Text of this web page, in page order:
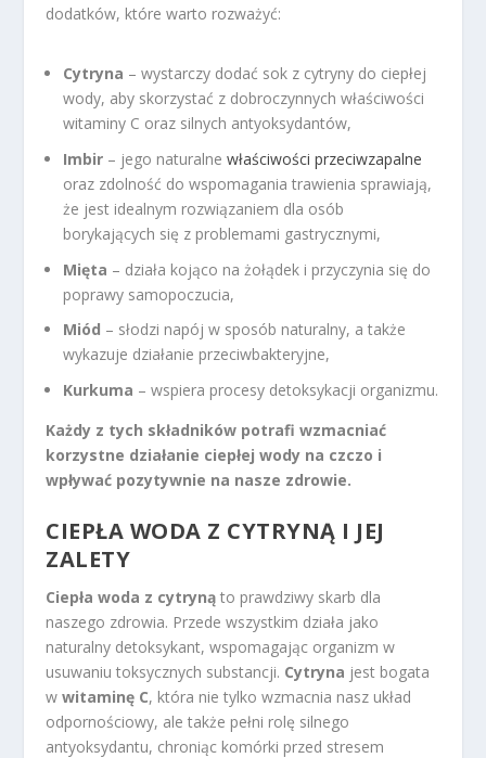
dodatków, które warto rozważyć:
Cytryna – wystarczy dodać sok z cytryny do ciepłej
wody, aby skorzystać z dobroczynnych właściwości
witaminy C oraz silnych antyoksydantów,
Imbir – jego naturalnewłaściwości przeciwzapalne
oraz zdolność do wspomagania trawienia sprawiają,
że jest idealnym rozwiązaniem dla osób
borykających się z problemami gastrycznymi,
Mięta – działa kojąco na żołądek i przyczynia się do
poprawy samopoczucia,
Miód – słodzi napój w sposób naturalny, a także
wykazuje działanie przeciwbakteryjne,
Kurkuma – wspiera procesy detoksykacji organizmu.
Każdy z tych składników potrafi wzmacniać
korzystne działanie ciepłej wody na czczo i
wpływać pozytywnie na nasze zdrowie.
CIEPŁA WODA Z CYTRYNĄ I JEJ
ZALETY
Ciepła woda z cytryną to prawdziwy skarb dla
naszego zdrowia. Przede wszystkim działa jako
naturalny detoksykant, wspomagając organizm w
usuwaniu toksycznych substancji. Cytryna jest bogata
wwitaminę C, która nie tylko wzmacnia nasz układ
odpornościowy, ale także pełni rolę silnego
antyoksydantu, chroniąc komórki przed stresem